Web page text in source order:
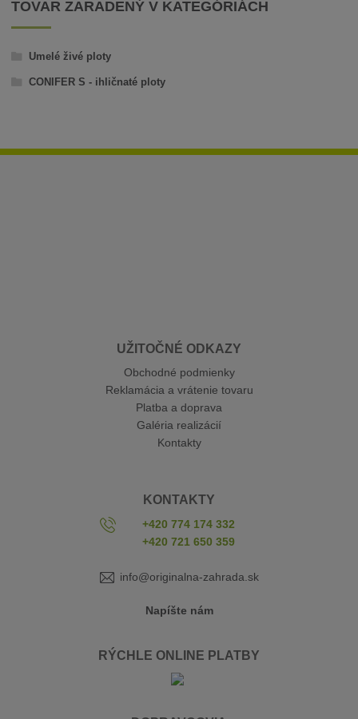
TOVAR ZARADENÝ V KATEGÓRIÁCH
Umelé živé ploty
CONIFER S - ihličnaté ploty
UŽITOČNÉ ODKAZY
Obchodné podmienky
Reklamácia a vrátenie tovaru
Platba a doprava
Galéria realizácií
Kontakty
KONTAKTY
+420 774 174 332
+420 721 650 359
info@originalna-zahrada.sk
Napíšte nám
RÝCHLE ONLINE PLATBY